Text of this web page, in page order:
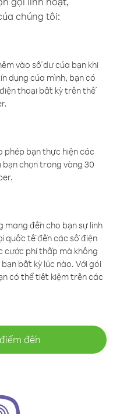
chúng tôi:
vào số dư của bạn khi
dụng của mình, bạn có
thoại bất kỳ trên thế
phép bạn thực hiện các
chọn trong vòng 30
đến cho bạn sự linh
quốc tế đến các số điện
cước phí thấp mà không
bất kỳ lúc nào. Với gói
có thể tiết kiệm trên các
đến